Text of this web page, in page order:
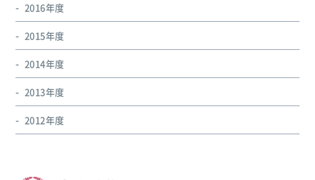
2016年度
2015年度
2014年度
2013年度
2012年度